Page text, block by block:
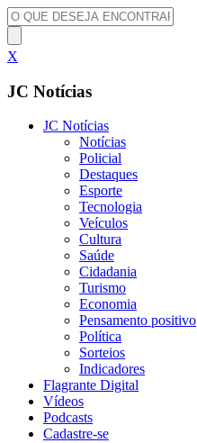
X
JC Notícias
JC Notícias
Notícias
Policial
Destaques
Esporte
Tecnologia
Veículos
Cultura
Saúde
Cidadania
Turismo
Economia
Pensamento positivo
Política
Sorteios
Indicadores
Flagrante Digital
Vídeos
Podcasts
Cadastre-se